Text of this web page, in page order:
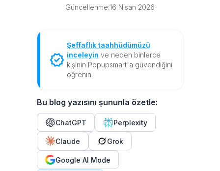
Güncellenme:16 Nisan 2026
Şeffaflık taahhüdümüzü
inceleyin ve neden binlerce
kişinin Popupsmart'a güvendiğini
öğrenin.
Bu blog yazısını şununla özetle:
ChatGPT Perplexity
Claude Grok
Google AI Mode